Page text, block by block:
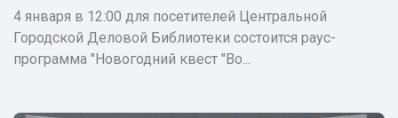
4 января в 12:00 для посетителей Центральной
Городской Деловой Библиотеки состоится раус-
программа "Новогодний квест "Во...